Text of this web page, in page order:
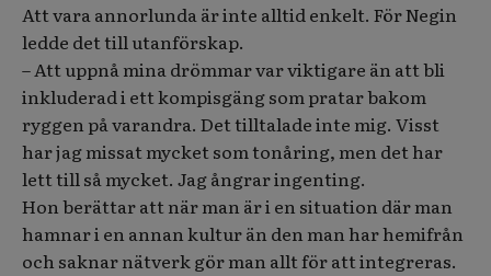
Att vara annorlunda är inte alltid enkelt. För Negin
ledde det till utanförskap.
– Att uppnå mina drömmar var viktigare än att bli
inkluderad i ett kompisgäng som pratar bakom
ryggen på varandra. Det tilltalade inte mig. Visst
har jag missat mycket som tonåring, men det har
lett till så mycket. Jag ångrar ingenting.
Hon berättar att när man är i en situation där man
hamnar i en annan kultur än den man har hemifrån
och saknar nätverk gör man allt för att integreras.